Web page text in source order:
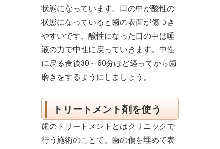
状態になっています。口の中が酸性の
状態になっていると歯の表面が傷つき
やすいです。酸性になった口の中は唾
液の力で中性に戻っていきます。中性
に戻る食後30～60分ほど経ってから歯
磨きをするようにしましょう。
トリートメント剤を使う
歯のトリートメントとはクリニックで
行う施術のことで、歯の傷を埋めて表